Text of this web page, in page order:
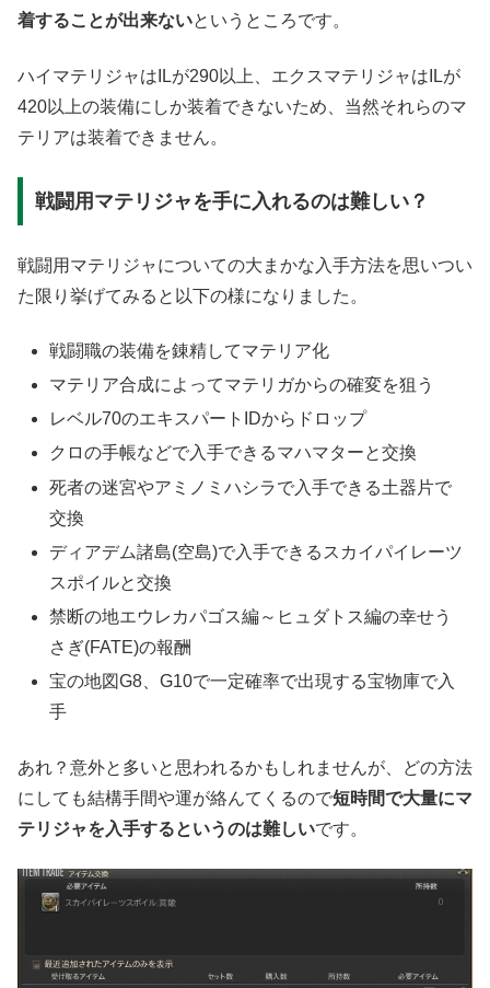
着することが出来ないというところです。
ハイマテリジャはILが290以上、エクスマテリジャはILが
420以上の装備にしか装着できないため、当然それらのマ
テリアは装着できません。
戦闘用マテリジャを手に入れるのは難しい？
戦闘用マテリジャについての大まかな入手方法を思いつい
た限り挙げてみると以下の様になりました。
戦闘職の装備を錬精してマテリア化
マテリア合成によってマテリガからの確変を狙う
レベル70のエキスパートIDからドロップ
クロの手帳などで入手できるマハマターと交換
死者の迷宮やアミノミハシラで入手できる土器片で
交換
ディアデム諸島(空島)で入手できるスカイパイレーツ
スポイルと交換
禁断の地エウレカパゴス編～ヒュダトス編の幸せう
さぎ(FATE)の報酬
宝の地図G8、G10で一定確率で出現する宝物庫で入
手
あれ？意外と多いと思われるかもしれませんが、どの方法
にしても結構手間や運が絡んてくるので短時間で大量にマ
テリジャを入手するというのは難しいです。